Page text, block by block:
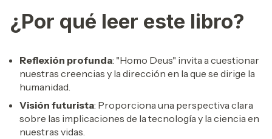
¿Por qué leer este libro?
Reflexión profunda: "Homo Deus" invita a cuestionar
nuestras creencias y la dirección en la que se dirige la
humanidad.
Visión futurista: Proporciona una perspectiva clara
sobre las implicaciones de la tecnología y la ciencia en
nuestras vidas.